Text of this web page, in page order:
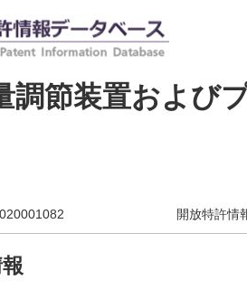
調節装置および
開放特許情